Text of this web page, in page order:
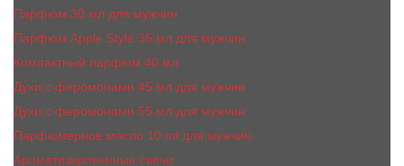
Парфюм 30 мл для мужчин
Парфюм Apple Style 35 мл для мужчин
Компактный парфюм 40 мл
Духи с феромонами 45 мл для мужчин
Духи с феромонами 55 мл для мужчин
Парфюмерное масло 10 ml для мужчин
Ароматизированные свечи